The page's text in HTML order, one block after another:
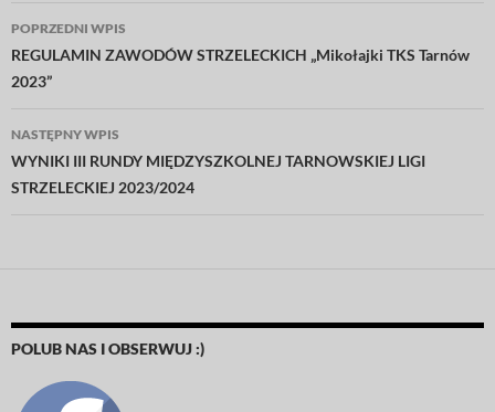
Nawigacja
wpisu
POPRZEDNI WPIS
REGULAMIN ZAWODÓW STRZELECKICH „Mikołajki TKS Tarnów
2023”
NASTĘPNY WPIS
WYNIKI III RUNDY MIĘDZYSZKOLNEJ TARNOWSKIEJ LIGI
STRZELECKIEJ 2023/2024
POLUB NAS I OBSERWUJ :)